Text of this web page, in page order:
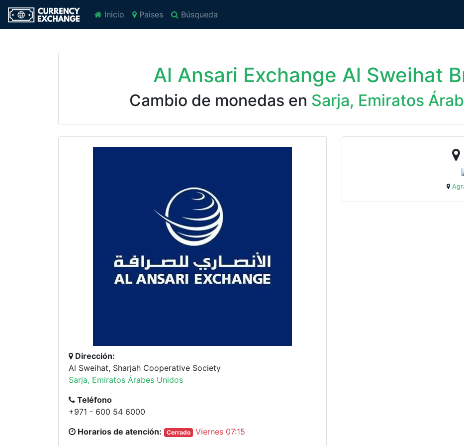
Inicio Paises Búsqueda
Al Ansari Exchange Al Sweihat
Cambio de monedas en Sarja, Emiratos
Dirección:
Al Sweihat, Sharjah Cooperative Society
Sarja, Emiratos Árabes Unidos
Teléfono
+971 - 600 54 6000
Horarios de atención:
Cerrado Viernes 07:15